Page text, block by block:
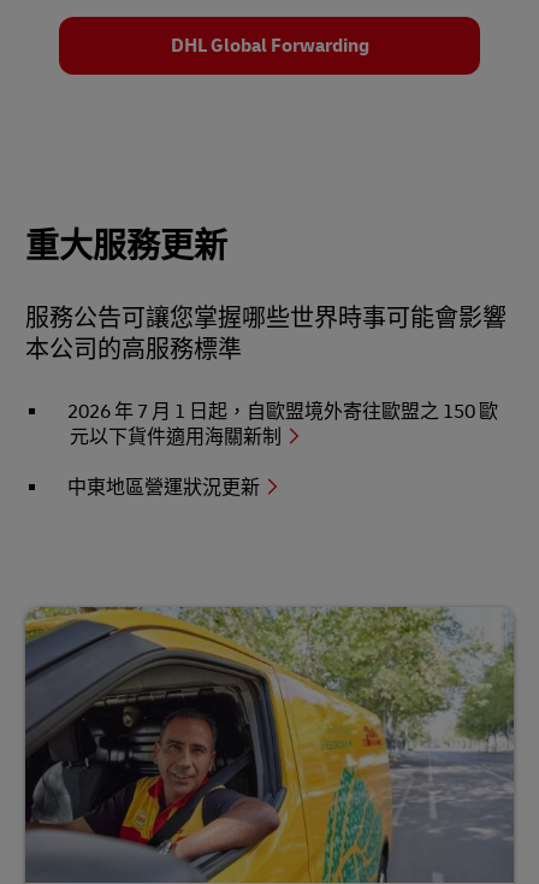
DHL Global Forwarding
重大服務更新
服務公告可讓您掌握哪些世界時事可能會影響
本公司的高服務標準
2026 年 7 月 1 日起，自歐盟境外寄往歐盟之 150 歐
元以下貨件適用海關新制
中東地區營運狀況更新